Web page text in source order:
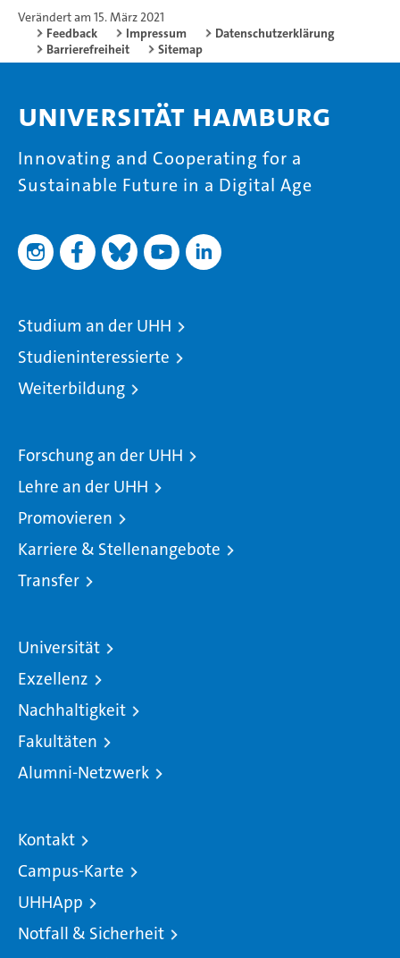
Verändert am 15. März 2021
Feedback
Impressum
Datenschutzerklärung
Barrierefreiheit
Sitemap
Universität Hamburg
Innovating and Cooperating for a
Sustainable Future in a Digital Age
Studium an der UHH
Studieninteressierte
Weiterbildung
Forschung an der UHH
Lehre an der UHH
Promovieren
Karriere & Stellenangebote
Transfer
Universität
Exzellenz
Nachhaltigkeit
Fakultäten
Alumni-Netzwerk
Kontakt
Campus-Karte
UHHApp
Notfall & Sicherheit